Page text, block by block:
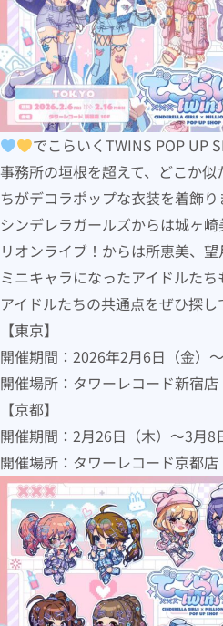
でこらいくTWINS POP UP
事務所の垣根を超えて、どこか
ちがデコラポップな衣装を着飾り
シンデレラガールズからは城ヶ
リオンライブ！からは所恵美、
ミニキャラになったアイドルた
アイドルたちの共通点をぜひ探
【東京】
開催期間：2026年2月6日（金）〜
開催場所：タワーレコード新宿店
【京都】
開催期間：2月26日（木）〜3月8
開催場所：タワーレコード京都店